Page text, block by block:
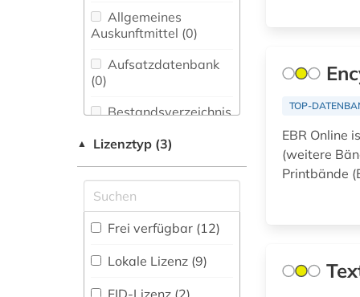
Architektur,
Bauingenieur- und
Vermessungswesen (0)
Biologie,
Biotechnologie (0)
Bibliothekswesen,
Informationswissenschaft
(1)
Chemie und
Pharmazie (0)
Elektronik,
babylonischer
bibel (75)
bibeltext (1)
bibelwissenschaft
(3)
bibelübersetzung (4)
bible (1)
bibliografie (2)
Allgemeines
Auskunftmittel (0)
Aufsatzdatenbank
(0)
Bestandsverzeichnis
Buchhandelsverzeichnis
Disziplinäre
Forschungsdatenrepositorien
▲ Lizenztyp (3)
Frei verfügbar (12)
Lokale Lizenz (9)
TOP-
EBR Online
(weitere
Printbände